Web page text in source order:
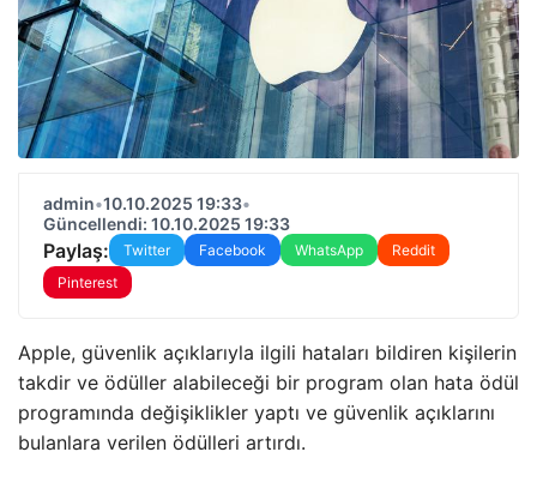
admin•10.10.2025 19:33•
Güncellendi: 10.10.2025 19:33
Paylaş: Twitter Facebook WhatsApp
Reddit
Pinterest
Apple, güvenlik açıklarıyla ilgili hataları bildiren kişilerin
takdir ve ödüller alabileceği bir program olan hata ödül
programında değişiklikler yaptı ve güvenlik açıklarını
bulanlara verilen ödülleri artırdı.